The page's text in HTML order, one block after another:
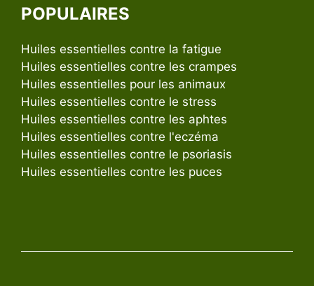
POPULAIRES
Huiles essentielles contre la fatigue
Huiles essentielles contre les crampes
Huiles essentielles pour les animaux
Huiles essentielles contre le stress
Huiles essentielles contre les aphtes
Huiles essentielles contre l'eczéma
Huiles essentielles contre le psoriasis
Huiles essentielles contre les puces